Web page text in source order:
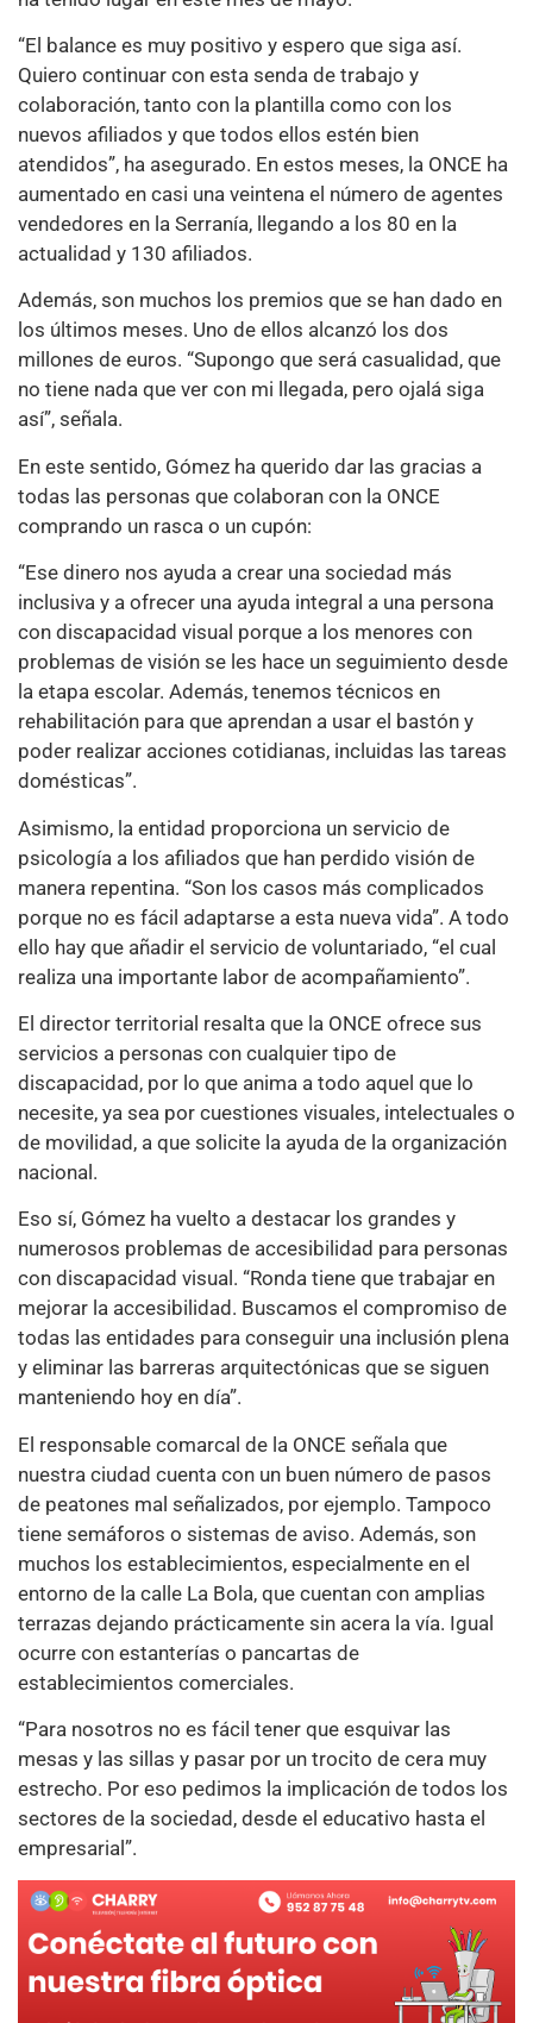
“El balance es muy positivo y espero que siga así.
Quiero continuar con esta senda de trabajo y
colaboración, tanto con la plantilla como con los
nuevos afiliados y que todos ellos estén bien
atendidos”, ha asegurado. En estos meses, la ONCE ha
aumentado en casi una veintena el número de agentes
vendedores en la Serranía, llegando a los 80 en la
actualidad y 130 afiliados.
Además, son muchos los premios que se han dado en
los últimos meses. Uno de ellos alcanzó los dos
millones de euros. “Supongo que será casualidad, que
no tiene nada que ver con mi llegada, pero ojalá siga
así”, señala.
En este sentido, Gómez ha querido dar las gracias a
todas las personas que colaboran con la ONCE
comprando un rasca o un cupón:
“Ese dinero nos ayuda a crear una sociedad más
inclusiva y a ofrecer una ayuda integral a una persona
con discapacidad visual porque a los menores con
problemas de visión se les hace un seguimiento desde
la etapa escolar. Además, tenemos técnicos en
rehabilitación para que aprendan a usar el bastón y
poder realizar acciones cotidianas, incluidas las tareas
domésticas”.
Asimismo, la entidad proporciona un servicio de
psicología a los afiliados que han perdido visión de
manera repentina. “Son los casos más complicados
porque no es fácil adaptarse a esta nueva vida”. A todo
ello hay que añadir el servicio de voluntariado, “el cual
realiza una importante labor de acompañamiento”.
El director territorial resalta que la ONCE ofrece sus
servicios a personas con cualquier tipo de
discapacidad, por lo que anima a todo aquel que lo
necesite, ya sea por cuestiones visuales, intelectuales o
de movilidad, a que solicite la ayuda de la organización
nacional.
Eso sí, Gómez ha vuelto a destacar los grandes y
numerosos problemas de accesibilidad para personas
con discapacidad visual. “Ronda tiene que trabajar en
mejorar la accesibilidad. Buscamos el compromiso de
todas las entidades para conseguir una inclusión plena
y eliminar las barreras arquitectónicas que se siguen
manteniendo hoy en día”.
El responsable comarcal de la ONCE señala que
nuestra ciudad cuenta con un buen número de pasos
de peatones mal señalizados, por ejemplo. Tampoco
tiene semáforos o sistemas de aviso. Además, son
muchos los establecimientos, especialmente en el
entorno de la calle La Bola, que cuentan con amplias
terrazas dejando prácticamente sin acera la vía. Igual
ocurre con estanterías o pancartas de
establecimientos comerciales.
“Para nosotros no es fácil tener que esquivar las
mesas y las sillas y pasar por un trocito de cera muy
estrecho. Por eso pedimos la implicación de todos los
sectores de la sociedad, desde el educativo hasta el
empresarial”.